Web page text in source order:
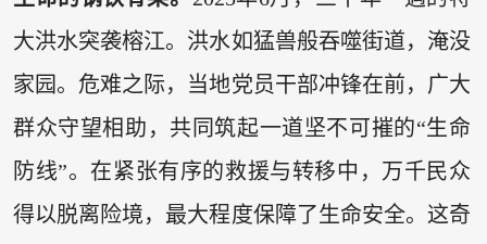
大洪水突袭榕江。洪水如猛兽般吞噬街道，淹没
家园。危难之际，当地党员干部冲锋在前，广大
群众守望相助，共同筑起一道坚不可摧的“生命
防线”。在紧张有序的救援与转移中，万千民众
得以脱离险境，最大程度保障了生命安全。这奇